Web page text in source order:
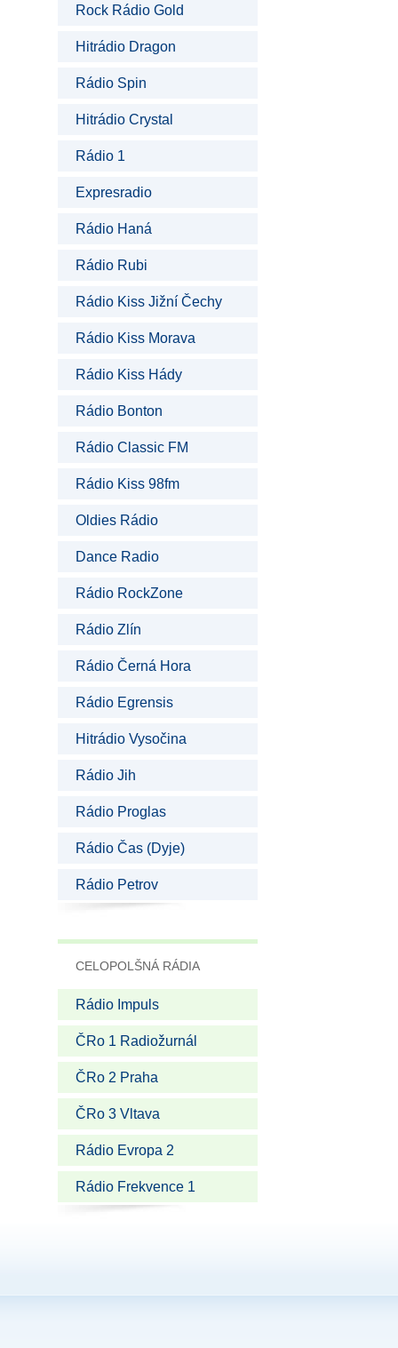
Rock Rádio Gold
Hitrádio Dragon
Rádio Spin
Hitrádio Crystal
Rádio 1
Expresradio
Rádio Haná
Rádio Rubi
Rádio Kiss Jižní Čechy
Rádio Kiss Morava
Rádio Kiss Hády
Rádio Bonton
Rádio Classic FM
Rádio Kiss 98fm
Oldies Rádio
Dance Radio
Rádio RockZone
Rádio Zlín
Rádio Černá Hora
Rádio Egrensis
Hitrádio Vysočina
Rádio Jih
Rádio Proglas
Rádio Čas (Dyje)
Rádio Petrov
CELOPOLŠNÁ RÁDIA
Rádio Impuls
ČRo 1 Radiožurnál
ČRo 2 Praha
ČRo 3 Vltava
Rádio Evropa 2
Rádio Frekvence 1